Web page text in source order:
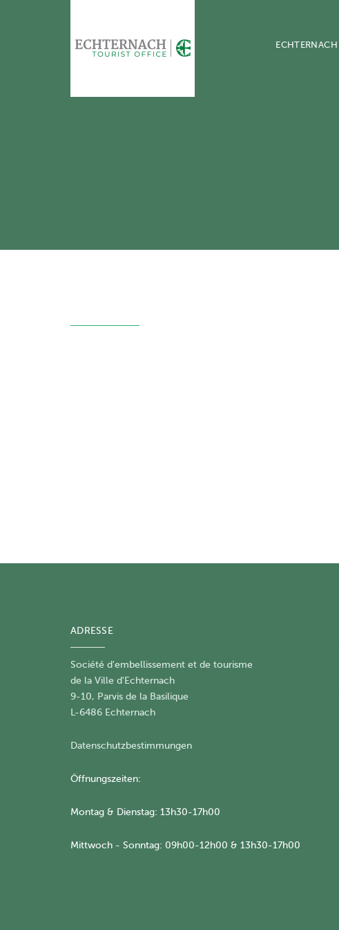
ECHTERNACH
ADRESSE
Société d'embellissement et de tourisme
​de la Ville d'Echternach
9-10, Parvis de la Basilique
L-6486 Echternach
Datenschutzbestimmungen
Öffnungszeiten:
Montag & Dienstag: 13h30-17h00
Mittwoch - Sonntag: 09h00-12h00 & 13h30-17h00